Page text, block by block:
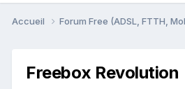
Accueil Forum Free (ADSL, FTTH,
Freebox Revolution